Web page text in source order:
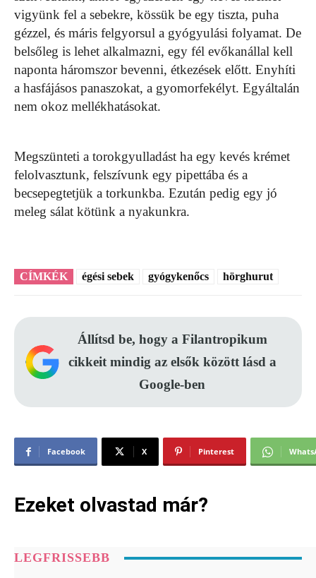
vigyünk fel a sebekre, kössük be egy tiszta, puha
gézzel, és máris felgyorsul a gyógyulási folyamat. De
belsőleg is lehet alkalmazni, egy fél evőkanállal kell
naponta háromszor bevenni, étkezések előtt. Enyhíti
a hasfájásos panaszokat, a gyomorfekélyt. Egyáltalán
nem okoz mellékhatásokat.
Megszünteti a torokgyulladást ha egy kevés krémet
felolvasztunk, felszívunk egy pipettába és a
becsepegtetjük a torkunkba. Ezután pedig egy jó
meleg sálat kötünk a nyakunkra.
CÍMKÉK égési sebek gyógykenőcs hörghurut
Állítsd be, hogy a Filantropikum
cikkeit mindig az elsők között lásd a
Google-ben
Facebook X Pinterest
Ezeket olvastad már?
LEGFRISSEBB